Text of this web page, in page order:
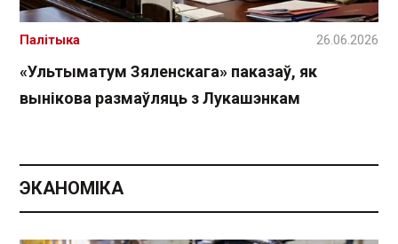
«Ультыматум Зяленскага» паказаў, як
вынікова размаўляць з Лукашэнкам
Палітыка 26.06.2026
ЭКАНОМІКА